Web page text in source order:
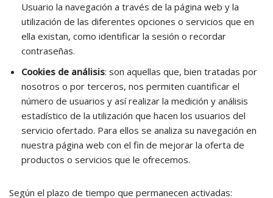
Usuario la navegación a través de la página web y la
utilización de las diferentes opciones o servicios que en
ella existan, como identificar la sesión o recordar
contraseñas.
Cookies de análisis: son aquellas que, bien tratadas por
nosotros o por terceros, nos permiten cuantificar el
número de usuarios y así realizar la medición y análisis
estadístico de la utilización que hacen los usuarios del
servicio ofertado. Para ellos se analiza su navegación en
nuestra página web con el fin de mejorar la oferta de
productos o servicios que le ofrecemos.
Según el plazo de tiempo que permanecen activadas: